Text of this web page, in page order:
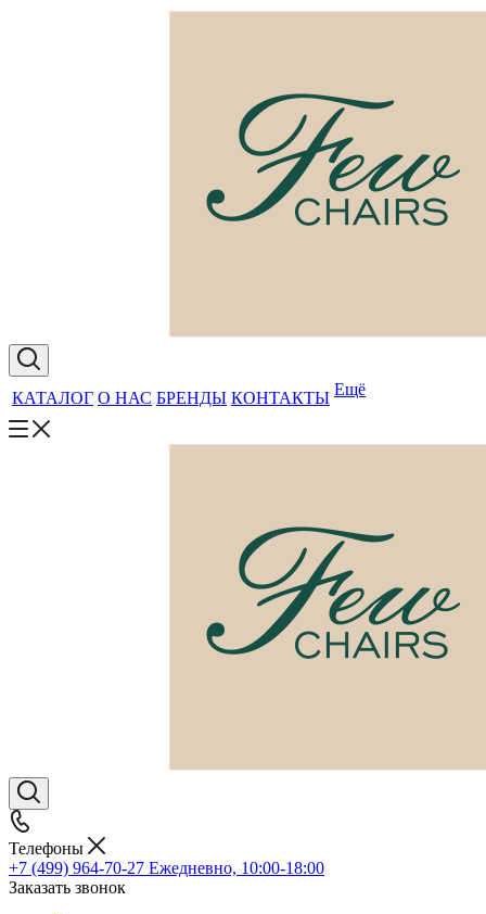
КАТАЛОГ О НАС БРЕНДЫ КОНТАКТЫ Ещё
Телефоны
+7 (499) 964-70-27 Ежедневно, 10:00-18:00
Заказать звонок